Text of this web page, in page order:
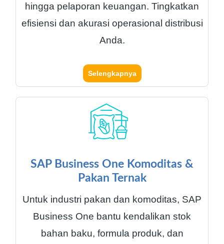
hingga pelaporan keuangan. Tingkatkan
efisiensi dan akurasi operasional distribusi
Anda.
Selengkapnya
SAP Business One Komoditas &
Pakan Ternak
Untuk industri pakan dan komoditas, SAP
Business One bantu kendalikan stok
bahan baku, formula produk, dan